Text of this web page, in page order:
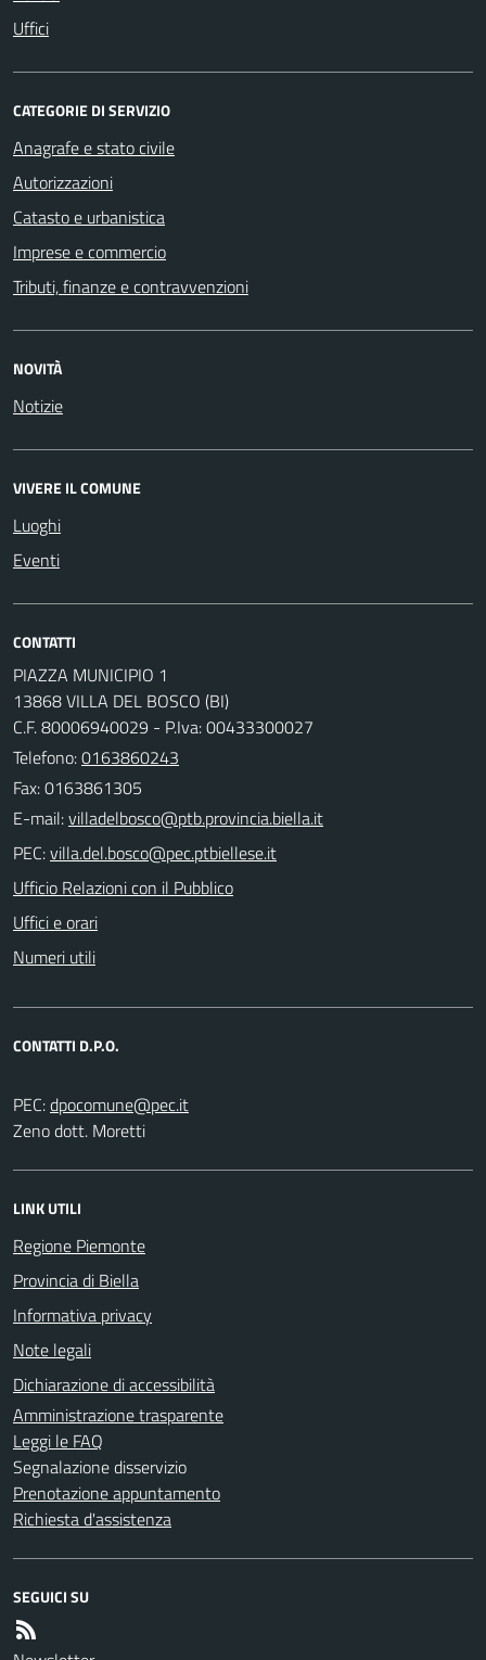
Uffici
CATEGORIE DI SERVIZIO
Anagrafe e stato civile
Autorizzazioni
Catasto e urbanistica
Imprese e commercio
Tributi, finanze e contravvenzioni
NOVITÀ
Notizie
VIVERE IL COMUNE
Luoghi
Eventi
CONTATTI
PIAZZA MUNICIPIO 1
13868 VILLA DEL BOSCO (BI)
C.F. 80006940029 - P.Iva: 00433300027
Telefono:0163860243
Fax: 0163861305
E-mail:
PEC:
Ufficio Relazioni con il Pubblico
Uffici e orari
Numeri utili
CONTATTI D.P.O.
PEC:
Zeno dott. Moretti
LINK UTILI
Regione Piemonte
Provincia di Biella
Informativa privacy
Note legali
Dichiarazione di accessibilità
Amministrazione trasparente
Leggi le FAQ
Segnalazione disservizio
Prenotazione appuntamento
Richiesta d'assistenza
SEGUICI SU